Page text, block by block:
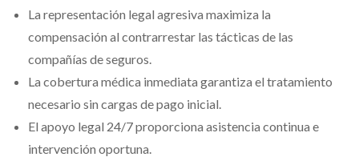
La representación legal agresiva maximiza la
compensación al contrarrestar las tácticas de las
compañías de seguros.
La cobertura médica inmediata garantiza el tratamiento
necesario sin cargas de pago inicial.
El apoyo legal 24/7 proporciona asistencia continua e
intervención oportuna.